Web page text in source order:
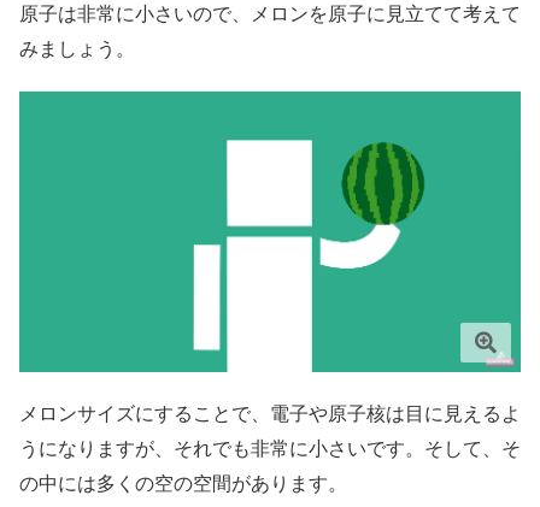
原子は非常に小さいので、メロンを原子に見立てて考えて
みましょう。
メロンサイズにすることで、電子や原子核は目に見えるよ
うになりますが、それでも非常に小さいです。そして、そ
の中には多くの空の空間があります。